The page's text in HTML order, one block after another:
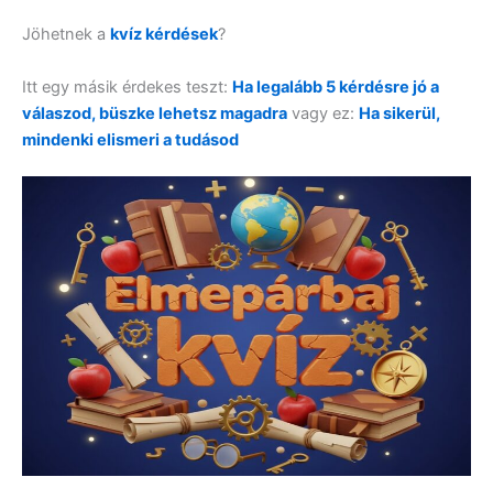
Jöhetnek a kvíz kérdések?
Itt egy másik érdekes teszt: Ha legalább 5 kérdésre jó a
válaszod, büszke lehetsz magadra vagy ez: Ha sikerül,
mindenki elismeri a tudásod